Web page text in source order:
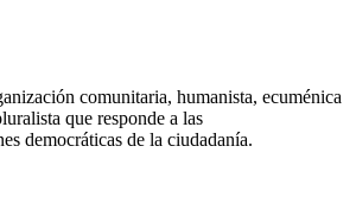
comunitaria, humanista, ecuménica
que responde a las
democráticas de la ciudadanía.